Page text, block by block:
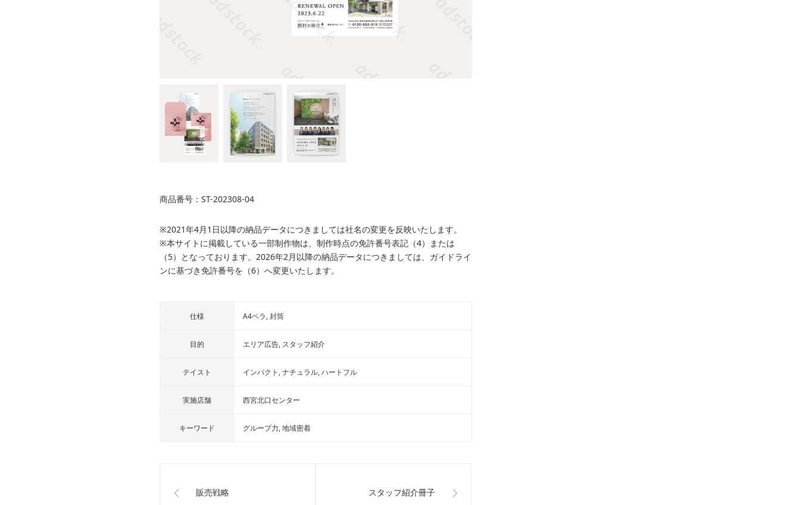
商品番号：ST-202308-04
※2021年4月1日以降の納品データにつきましては社名の変更を反映いたします。
※本サイトに掲載している一部制作物は、制作時点の免許番号表記（4）または
（5）となっております。2026年2月以降の納品データにつきましては、ガイドライ
ンに基づき免許番号を（6）へ変更いたします。
仕様 A4ペラ 封筒
目的 エリア広告 スタッフ紹介
テイスト インパクト ナチュラル ハートフル
実施店舗 西宮北口センター
キーワード グループ力 地域密着
販売戦略 スタッフ紹介冊子